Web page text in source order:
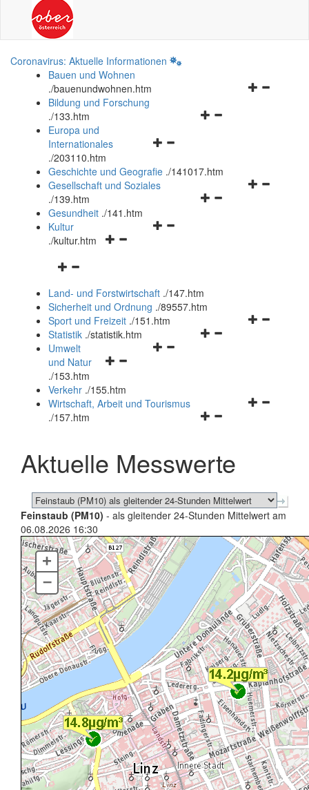
Coronavirus: Aktuelle Informationen
Bauen und Wohnen
./bauenundwohnen.htm
Navigationsmenü
Bildung und Forschung
./133.htm
Navigationsmenü
und
schließen
Europa und
Internationales
./203110.htm
Geschichte und Geografie ./141017.htm
Navigationsmenü
Gesellschaft und Soziales
./139.htm
Navigationsmenü
Gesundheit ./141.htm
Navigationsmenü
Kultur
./kultur.htm
Navigationsmenü
und
schließen
Land- und Forstwirtschaft ./147.htm
Sicherheit und Ordnung ./89557.htm
Navigationsmenü
Sport und Freizeit ./151.htm
Navigationsmenü
Statistik ./statistik.htm
Navigationsmenü
und
schließen
Umwelt
und Natur
./153.htm
Verkehr ./155.htm
Navigationsmenü
schließen
Wirtschaft, Arbeit und Tourismus
./157.htm
Aktuelle Messwerte
Feinstaub (PM10) - als gleitender 24-Stunden Mittelwert am
06.08.2026 16:30
+
–